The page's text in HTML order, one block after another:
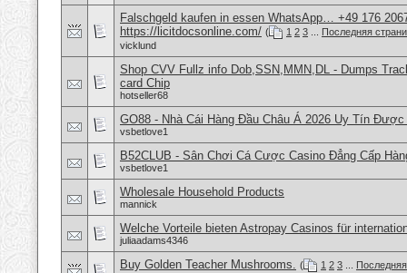
Falschgeld kaufen in essen WhatsApp… +49 176
https://licitdocsonline.com/ ( 1 2 3
Последняя
vicklund
Shop CVV Fullz info Dob,SSN,MMN,DL - Dumps
card Chip
hotseller68
GO88 - Nhà Cái Hàng Đầu Châu Á 2026 Uy Tín
vsbetlove1
B52CLUB - Sân Chơi Cá Cược Casino Đẳng Cấp
vsbetlove1
Wholesale Household Products
mannick
Welche Vorteile bieten Astropay Casinos für
juliaadams4346
Buy Golden Teacher Mushrooms. ( 1 2 3